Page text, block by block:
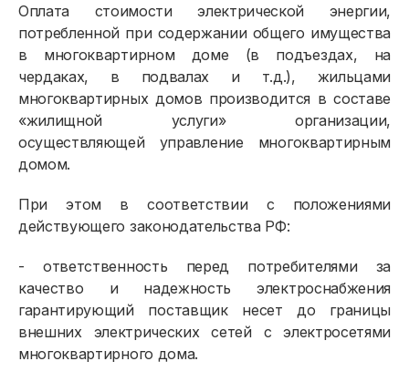
Оплата стоимости электрической энергии,
потребленной при содержании общего имущества
в многоквартирном доме (в подъездах, на
чердаках, в подвалах и т.д.), жильцами
многоквартирных домов производится в составе
«жилищной услуги» организации,
осуществляющей управление многоквартирным
домом.
При этом в соответствии с положениями
действующего законодательства РФ:
- ответственность перед потребителями за
качество и надежность электроснабжения
гарантирующий поставщик несет до границы
внешних электрических сетей с электросетями
многоквартирного дома.